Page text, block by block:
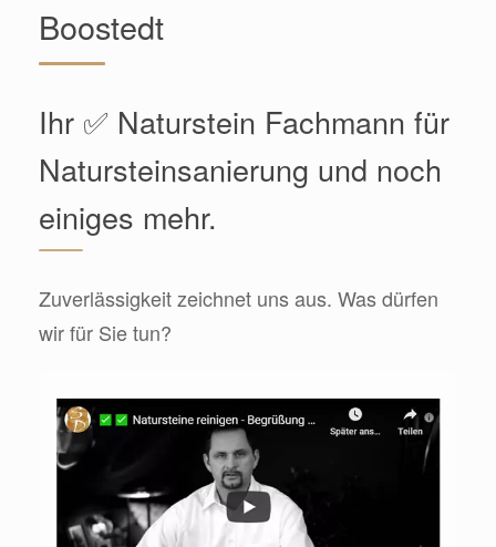
Boostedt
Ihr ✅ Naturstein Fachmann für
Natursteinsanierung und noch
einiges mehr.
Zuverlässigkeit zeichnet uns aus. Was dürfen
wir für Sie tun?